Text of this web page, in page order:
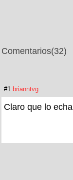
Comentarios(32)
#1 brianntvg
Claro que lo